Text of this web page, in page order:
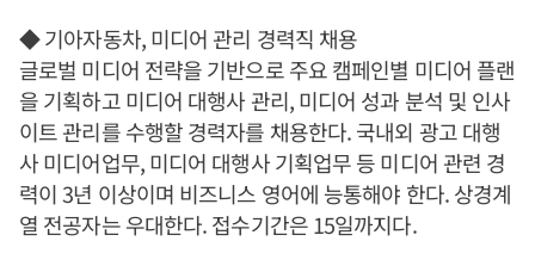
◆ 기아자동차, 미디어 관리 경력직 채용
글로벌 미디어 전략을 기반으로 주요 캠페인별 미디어 플랜
을 기획하고 미디어 대행사 관리, 미디어 성과 분석 및 인사
이트 관리를 수행할 경력자를 채용한다. 국내외 광고 대행
사 미디어업무, 미디어 대행사 기획업무 등 미디어 관련 경
력이 3년 이상이며 비즈니스 영어에 능통해야 한다. 상경계
열 전공자는 우대한다. 접수기간은 15일까지다.